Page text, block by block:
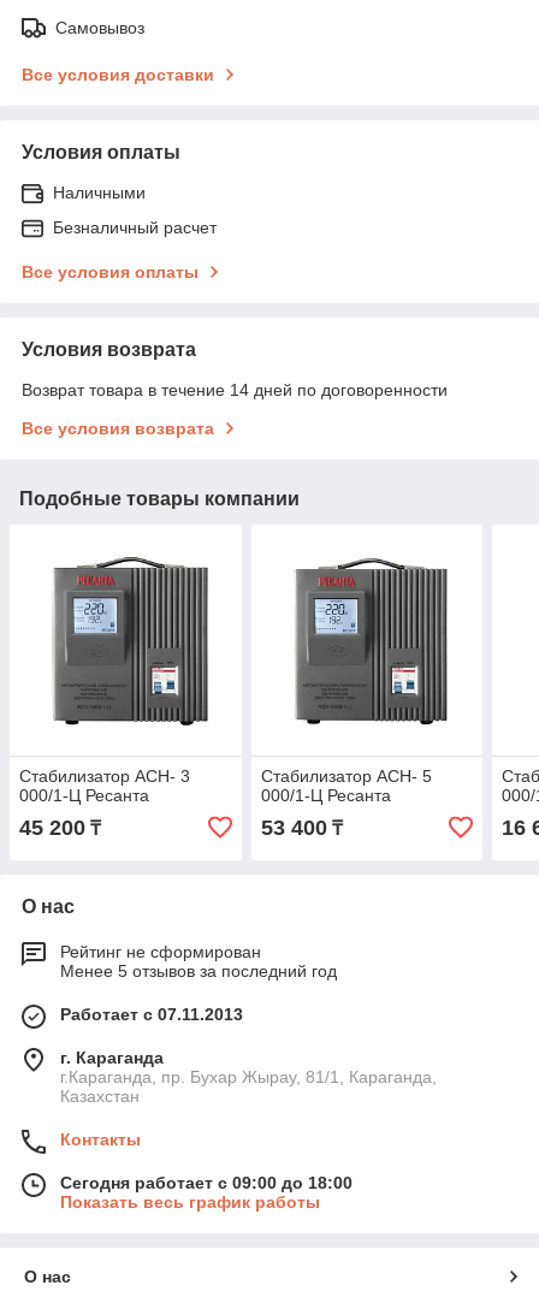
Самовывоз
Все условия доставки
Условия оплаты
Наличными
Безналичный расчет
Все условия оплаты
Условия возврата
Возврат товара в течение 14 дней по договоренности
Все условия возврата
Подобные товары компании
Стабилизатор АСН- 3
000/1-Ц Ресанта
45 200 ₸
Стабилизатор АСН- 5
000/1-Ц Ресанта
53 400₸
000/
16
О нас
Рейтинг не сформирован
Менее 5 отзывов за последний год
Работает с 07.11.2013
г. Караганда
г.Караганда, пр. Бухар Жырау, 81/1, Караганда,
Казахстан
Контакты
Сегодня работает с 09:00 до 18:00
Показать весь график работы
О нас